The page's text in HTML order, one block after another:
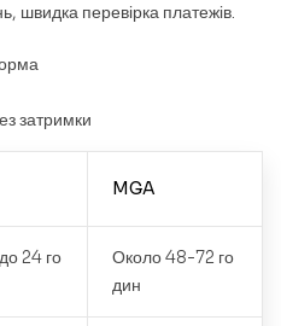
швидка перевірка платежів.
затримки
MGA
24 го
Около 48-72 го
дин